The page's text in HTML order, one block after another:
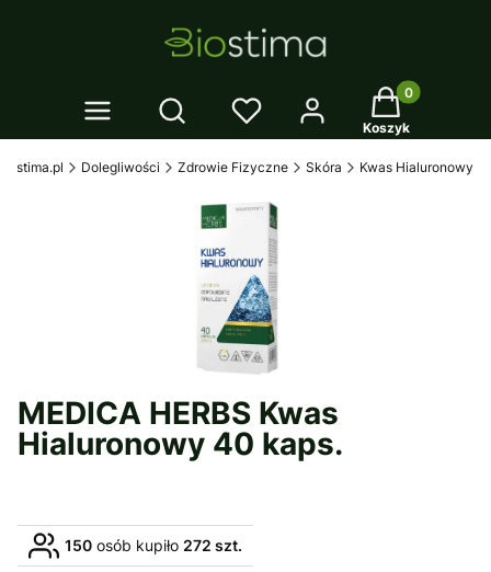
Otwórz wyszukiwarkę Twój koszyk:
Koszyk
Dolegliwości Zdrowie Fizyczne Skóra Kwas Hialuronowy
MEDICA HERBS Kwas
Hialuronowy 40 kaps.
150 osób kupiło 272 szt.